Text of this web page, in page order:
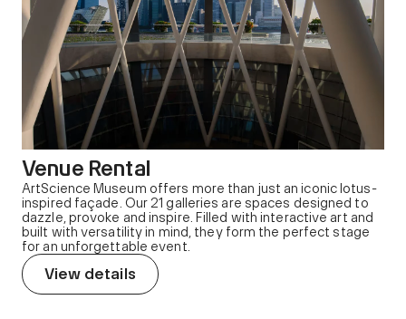
Venue Rental
ArtScience Museum offers more than just an iconic lotus-
inspired façade. Our 21 galleries are spaces designed to
dazzle, provoke and inspire. Filled with interactive art and
built with versatility in mind, they form the perfect stage
for an unforgettable event.
View details